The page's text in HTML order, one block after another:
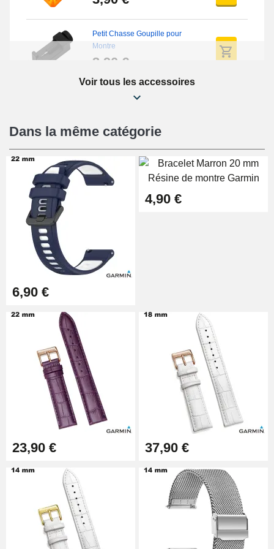
Petit Chasse Goupille pour
Montre
3,90 €
Chasses Goupille Long Montre
19,08 €
Chasse-Goupille Montre
4,90 €
49,92 €
Kit pour Raccourcir Bracelet
7,90 €
Kit Réparation Montre Débutant
Pied à Coulisse Numérique
Kit Horlogerie Débutant
Voir tous les accessoires
Dans la même catégorie
6,90 €
4,90 €
23,90 € 37,90 €